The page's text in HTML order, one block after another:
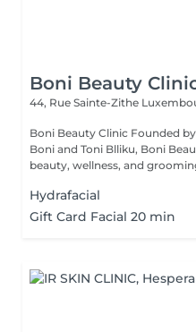
Boni Beauty
44, Rue Sainte-Zithe
Boni Beauty Clinic Founded by husband-and-wife team Irena
Boni and Toni Blliku, Boni
beauty, wellness, and
Hydrafacial
Gift Card Facial 20 min